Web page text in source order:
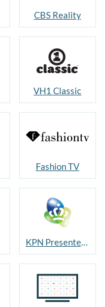
CBS Reality
VH1 Classic
Fashion TV
KPN Presenteert